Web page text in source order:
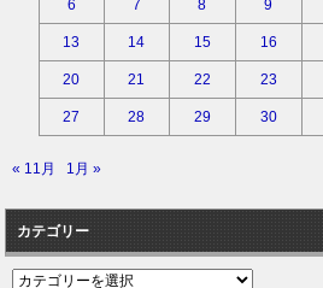
6 7 8 9
13 14 15 16
20 21 22 23
27 28 29 30
« 11月 1月 »
カテゴリー
カ